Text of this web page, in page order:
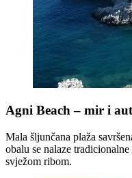
Agni Beach – mir i
Mala šljunčana plaža
obalu se nalaze
svježom ribom.